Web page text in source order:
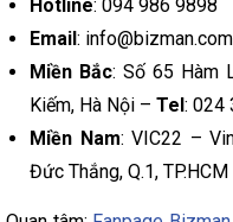
Hotline: 094 986 9898
Email :
Miền Bắc: Số 65 Hàm
Kiếm, Hà Nội – Tel : 024
Miền Nam: VIC22 –
Đức Thắng, Q.1, TP.HCM